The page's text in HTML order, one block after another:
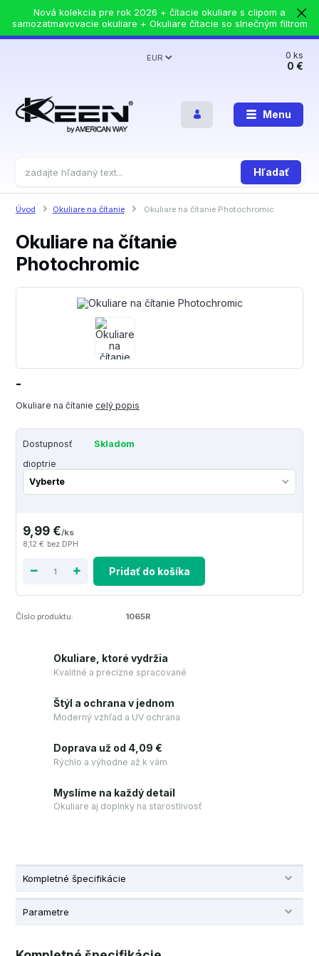
Nová kolekcia pre rok 2026 + čítacie okuliare s clipom a
samozatmavovacie okuliare + Okuliare čítacie so slnečným filtrom
Menu
EUR
Hľadať
0ks
0 €
Úvod Okuliare na čítanie Okuliare na čítanie Photochromic
Okuliare na čítanie
Photochromic
-
Okuliare na čítanie celý popis
Dostupnosť
Skladom
dioptrie
9,99 €/ks
8,12 € bez DPH
Pridať do košíka
Číslo produktu: 1065R
Okuliare, ktoré vydržia
Kvalitné a precízne spracované
Štýl a ochrana v jednom
Moderný vzhľad a UV ochrana
Doprava už od 4,09 €
Rýchlo a výhodne až k vám
Myslíme na každý detail
Okuliare aj doplnky na starostlivosť
Kompletné špecifikácie
Parametre